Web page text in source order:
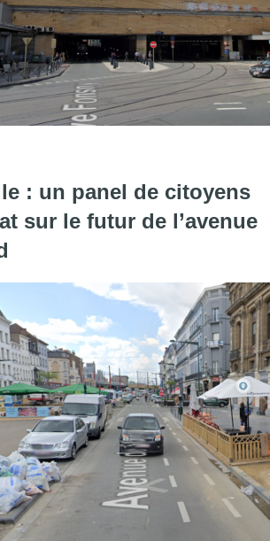
: un panel de citoyens
sur le futur de l’avenue